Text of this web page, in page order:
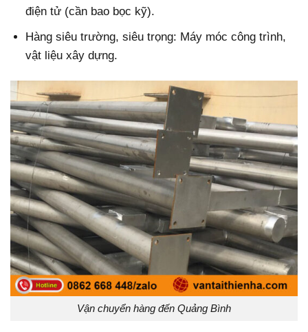
điện tử (cần bao bọc kỹ).
Hàng siêu trường, siêu trọng: Máy móc công trình,
vật liệu xây dựng.
Vận chuyển hàng đến Quảng Bình